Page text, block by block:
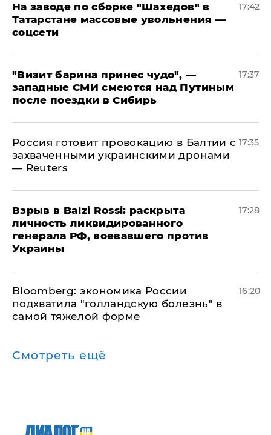
На заводе по сборке "Шахедов" в
Татарстане массовые увольнения —
соцсети
17:42
"Визит барина принес чудо", —
западные СМИ смеются над Путиным
после поездки в Сибирь
17:37
​Россия готовит провокацию в Балтии с
захваченными украинскими дронами
— Reuters
17:35
​Взрыв в Balzi Rossi: раскрыта
личность ликвидированного
генерала РФ, воевавшего против
Украины
17:28
Bloomberg: экономика России
подхватила "голландскую болезнь" в
самой тяжелой форме
16:20
Смотреть ещё